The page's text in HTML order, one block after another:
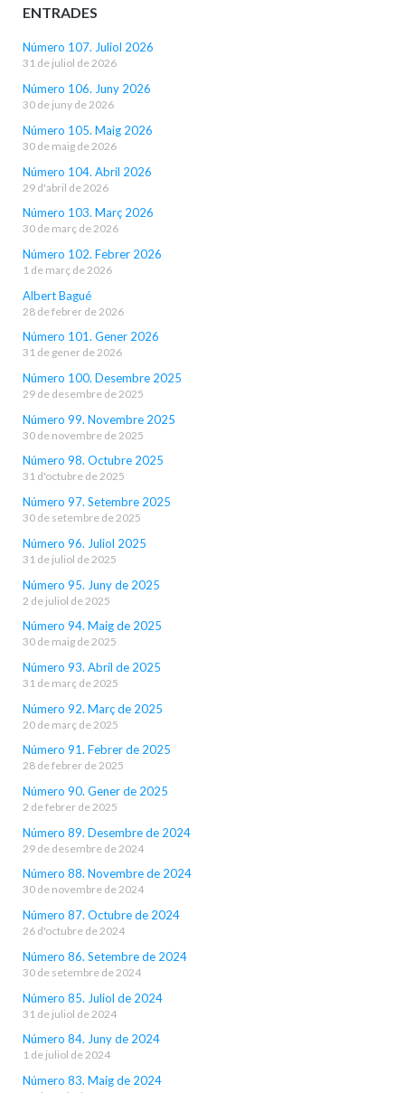
ENTRADES
Número 107. Juliol 2026
31 de juliol de 2026
Número 106. Juny 2026
30 de juny de 2026
Número 105. Maig 2026
30 de maig de 2026
Número 104. Abril 2026
29 d'abril de 2026
Número 103. Març 2026
30 de març de 2026
Número 102. Febrer 2026
1 de març de 2026
Albert Bagué
28 de febrer de 2026
Número 101. Gener 2026
31 de gener de 2026
Número 100. Desembre 2025
29 de desembre de 2025
Número 99. Novembre 2025
30 de novembre de 2025
Número 98. Octubre 2025
31 d'octubre de 2025
Número 97. Setembre 2025
30 de setembre de 2025
Número 96. Juliol 2025
31 de juliol de 2025
Número 95. Juny de 2025
2 de juliol de 2025
Número 94. Maig de 2025
30 de maig de 2025
Número 93. Abril de 2025
31 de març de 2025
Número 92. Març de 2025
20 de març de 2025
Número 91. Febrer de 2025
28 de febrer de 2025
Número 90. Gener de 2025
2 de febrer de 2025
Número 89. Desembre de 2024
29 de desembre de 2024
Número 88. Novembre de 2024
30 de novembre de 2024
Número 87. Octubre de 2024
26 d'octubre de 2024
Número 86. Setembre de 2024
30 de setembre de 2024
Número 85. Juliol de 2024
31 de juliol de 2024
Número 84. Juny de 2024
1 de juliol de 2024
Número 83. Maig de 2024